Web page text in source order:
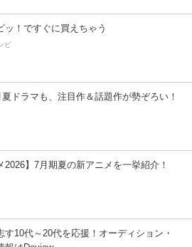
ッ！ですぐに買えちゃう
ピ
ドラマも、注目作＆話題作が勢ぞろい！
2026】7月期夏の新アニメを一挙紹介！
す10代～20代を応援！オーディション・